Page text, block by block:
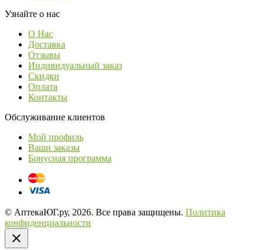
Узнайте о нас
О Нас
Доставка
Отзывы
Индивидуальный заказ
Скидки
Оплата
Контакты
Обслуживание клиентов
Мой профиль
Ваши заказы
Бонусная программа
© АптекаЮГ.ру, 2026. Все права защищены. Политика
конфиденциальности